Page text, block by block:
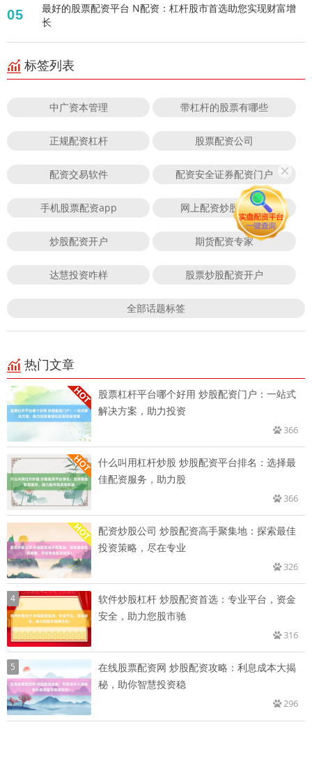
05
最好的股票配资平台 N配资：杠杆股市首选助您实现财富增
长
标签列表
中广资本管理 带杠杆的股票有哪些
正规配资杠杆 股票配资公司
配资交易软件 配资安全证券配资门户
手机股票配资app 网上配资炒股安全吗
炒股配资开户 期货配资专家
达慧投资咋样 股票炒股配资开户
全部话题标签
热门文章
股票杠杆平台哪个好用 炒股配资门户：一站式
解决方案，助力投资
366
什么叫用杠杆炒股 炒股配资平台排名：选择最
佳配资服务，助力股
366
配资炒股公司 炒股配资高手聚集地：探索最佳
投资策略，尽在专业
326
4
软件炒股杠杆 炒股配资首选：专业平台，资金
安全，助力您股市驰
316
5
在线股票配资网 炒股配资攻略：利息成本大揭
秘，助你智慧投资稳
296